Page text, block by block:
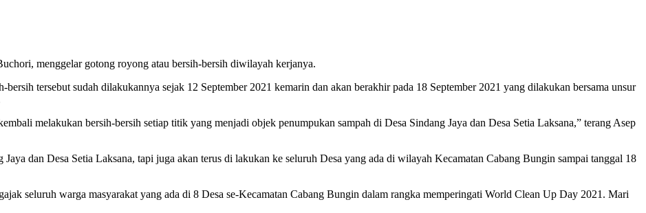
menggelar gotong royong atau bersih-bersih diwilayah kerjanya.
tersebut sudah dilakukannya sejak 12 September 2021 kemarin dan akan berakhir pada 18 September 2021 yang dilakukan bersama unsur
melakukan bersih-bersih setiap titik yang menjadi objek penumpukan sampah di Desa Sindang Jaya dan Desa Setia Laksana,” terang Asep
dan Desa Setia Laksana, tapi juga akan terus di lakukan ke seluruh Desa yang ada di wilayah Kecamatan Cabang Bungin sampai tanggal 18
seluruh warga masyarakat yang ada di 8 Desa se-Kecamatan Cabang Bungin dalam rangka memperingati World Clean Up Day 2021. Mari